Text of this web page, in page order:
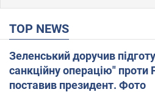
TOP NEWS
Зеленський доручив
санкційну операцію" проти
поставив президент. Фото